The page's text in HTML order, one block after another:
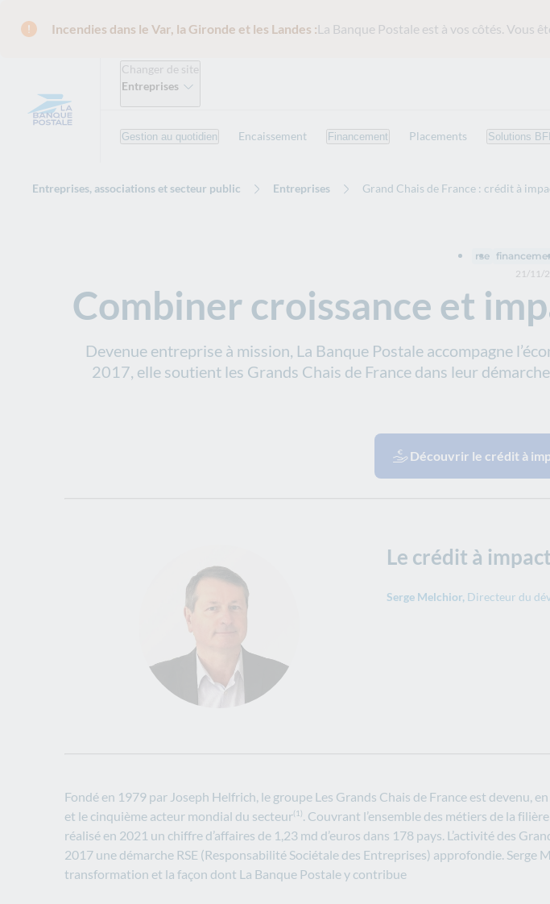
Incendies dans le Var, la Gironde et les Landes :La Banque Postale est à vos côtés. Vous
Changer de site
Entreprises
Gestion au quotidien Encaissement Financement Placements Solutions BFI
Entreprises, associations et secteur public Entreprises Grand Chais de France : crédit à
Combiner croissance et
21/11/
rse
Devenue entreprise à mission, La Banque Postale accompagne
2017, elle soutient les Grands Chais de France dans leur
Découvrir le crédit à
Le crédit à
Serge Melchior, Directeur du
Fondé en 1979 par Joseph Helfrich, le groupe Les Grands Chais de France est devenu,
et le cinquième acteur mondial du secteur(1). Couvrant l’ensemble des métiers de la
réalisé en 2021 un chiffre d’affaires de 1,23 md d’euros dans 178 pays. L’activité des
2017 une démarche RSE (Responsabilité Sociétale des Entreprises) approfondie.
transformation et la façon dont La Banque Postale y contribue